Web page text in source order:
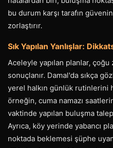
bu durum karşı tarafın
zorlaştırır.
Sık Yapılan Yanlışlar:
Aceleyle yapılan planlar, çoğu
sonuçlanır. Damal'da sıkça
yerel halkın günlük rutinlerini
örneğin, cuma namazı
vaktinde yapılan buluşma
Ayrıca, köy yerinde yabancı
noktada beklemesi şüphe